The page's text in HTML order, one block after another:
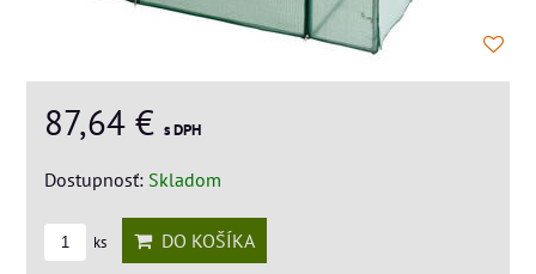
87,64 € s DPH
Dostupnosť: Skladom
ks DO KOŠÍKA